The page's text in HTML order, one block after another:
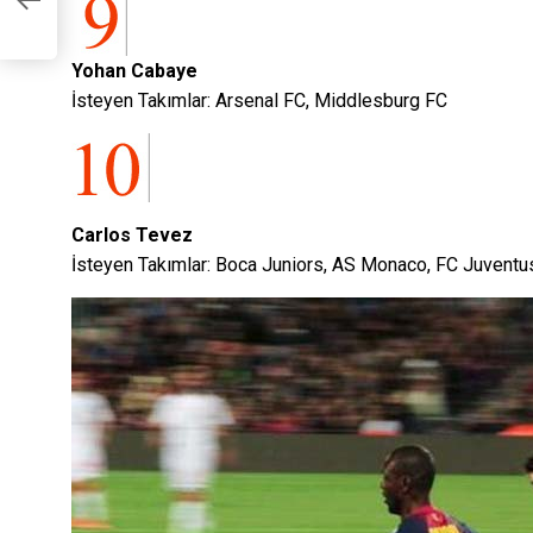
Yohan Cabaye
İsteyen Takımlar: Arsenal FC, Middlesburg FC
Carlos Tevez
İsteyen Takımlar: Boca Juniors, AS Monaco, FC